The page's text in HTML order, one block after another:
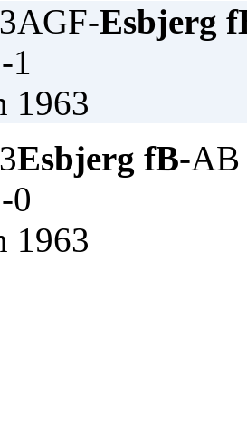
AGF-Esbjerg
1
1963
Esbjerg fB-AB
0
1963